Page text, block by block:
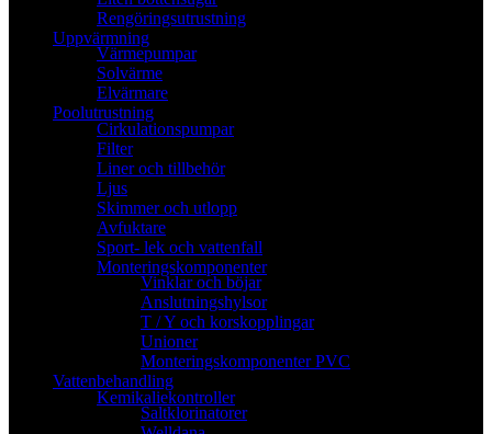
Rengöringsutrustning
Uppvärmning
Värmepumpar
Solvärme
Elvärmare
Poolutrustning
Cirkulationspumpar
Filter
Liner och tillbehör
Ljus
Skimmer och utlopp
Avfuktare
Sport- lek och vattenfall
Monteringskomponenter
Vinklar och böjar
Anslutningshylsor
T / Y och korskopplingar
Unioner
Monteringskomponenter PVC
Vattenbehandling
Kemikaliekontroller
Saltklorinatorer